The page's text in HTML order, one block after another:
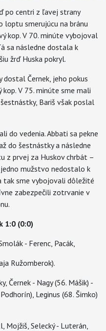
po centri z ľavej strany
loptu smerujúcu na bránu
kop. V 70. minúte vybojoval
sa následne dostala k
žrď Huska pokryl.
Černek, jeho pokus
V 75. minúte sme mali
Bariš však poslal
do vedenia. Abbati sa pekne
do šestnástky a následne
z prvej za Huskov chrbát –
jedno mužstvo nedostalo k
tak sme vybojovali dôležité
zabezpečili zotrvanie v
1:0 (0:0)
- Ferenc, Pacák,
Ružomberok).
Černek - Nagy (56. Mášik) -
Leginus (68. Šimko)
Mojžiš, Selecký - Luterán,